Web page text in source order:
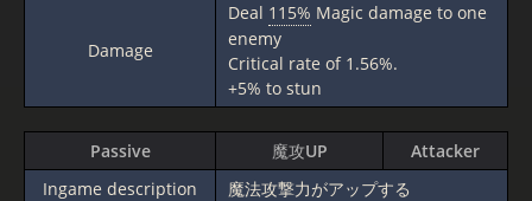
Damage
Deal 115% Magic damage to one
enemy
Critical rate of 1.56%.
+5% to stun
Passive 魔攻UP
Attacker
Ingame description
魔法攻撃力がアップする